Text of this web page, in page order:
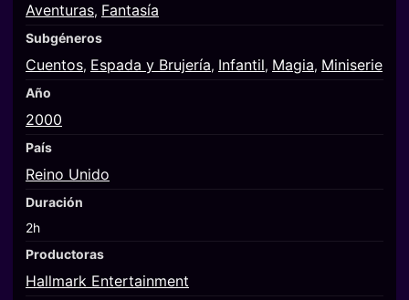
Aventuras, Fantasía
Subgéneros
Cuentos, Espada y Brujería, Infantil, Magia, Miniserie
Año
2000
País
Reino Unido
Duración
2h
Productoras
Hallmark Entertainment